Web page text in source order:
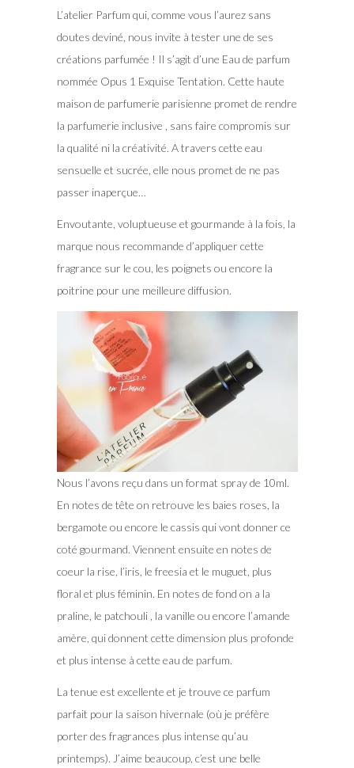
L’atelier Parfum qui, comme vous l’aurez sans
doutes deviné, nous invite à tester une de ses
créations parfumée ! Il s’agit d’une Eau de parfum
nommée Opus 1 Exquise Tentation. Cette haute
maison de parfumerie parisienne promet de rendre
la parfumerie inclusive , sans faire compromis sur
la qualité ni la créativité. A travers cette eau
sensuelle et sucrée, elle nous promet de ne pas
passer inaperçue…
Envoutante, voluptueuse et gourmande à la fois, la
marque nous recommande d’appliquer cette
fragrance sur le cou, les poignets ou encore la
poitrine pour une meilleure diffusion.
Nous l’avons reçu dans un format spray de 10ml.
En notes de tête on retrouve les baies roses, la
bergamote ou encore le cassis qui vont donner ce
coté gourmand. Viennent ensuite en notes de
coeur la rise, l’iris, le freesia et le muguet, plus
floral et plus féminin. En notes de fond on a la
praline, le patchouli , la vanille ou encore l’amande
amère, qui donnent cette dimension plus profonde
et plus intense à cette eau de parfum.
La tenue est excellente et je trouve ce parfum
parfait pour la saison hivernale (où je préfère
porter des fragrances plus intense qu’au
printemps). J’aime beaucoup, c’est une belle